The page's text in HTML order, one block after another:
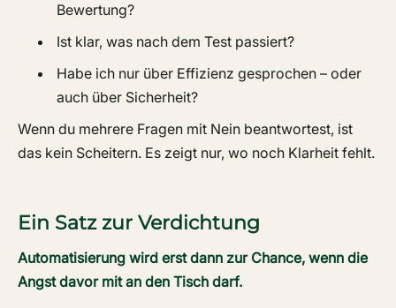
Bewertung?
Ist klar, was nach dem Test passiert?
Habe ich nur über Effizienz gesprochen – oder
auch über Sicherheit?
Wenn du mehrere Fragen mit Nein beantwortest, ist
das kein Scheitern. Es zeigt nur, wo noch Klarheit fehlt.
Ein Satz zur Verdichtung
Automatisierung wird erst dann zur Chance, wenn die
Angst davor mit an den Tisch darf.